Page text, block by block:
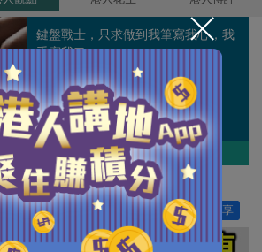
鍵盤戰士，只求做到我筆寫我心，我
手寫我口。
作者其他博評
還有質疑的需要嗎？
分享
讚好 0